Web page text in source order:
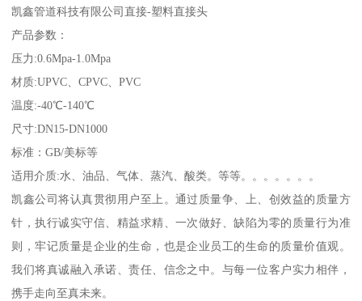
凯鑫管道科技有限公司直接-塑料直接头
产品参数：
压力:0.6Mpa-1.0Mpa
材质:UPVC、CPVC、PVC
温度:-40℃-140℃
尺寸:DN15-DN1000
标准：GB/美标等
适用介质:水、油品、气体、蒸汽、酸类。等等。。。。。。。
凯鑫公司将认真贯彻用户至上。通过质量争、上、创效益的质量方
针，执行诚实守信、精益求精、一次做好、缺陷为零的质量行为准
则，牢记质量是企业的生命，也是企业员工的生命的质量价值观。
我们将真诚融入承诺、责任、信念之中。与每一位客户实力相伴，
携手走向至真未来。